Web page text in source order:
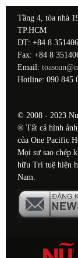
Tầng 4, tòa nhà
TP.HCM
ĐT: +84 8
Fax: +84 8
Email:
Hotline: 090 845
© 2008 - 2023
® Tất cả hình
của One Pacific
Mọi sự sao chép
hữu Trí tuệ hiện
Nam.